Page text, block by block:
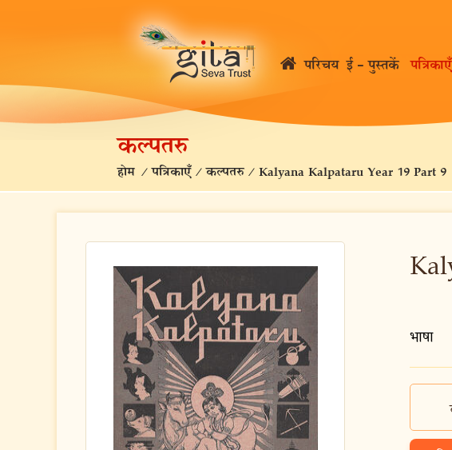
परिचय ई – पुस्तकें पत्रिकाएँ
कल्पतरु
होम /पत्रिकाएँ /कल्पतरु / Kalyana Kalpataru Year 19 Part 9
भाषा